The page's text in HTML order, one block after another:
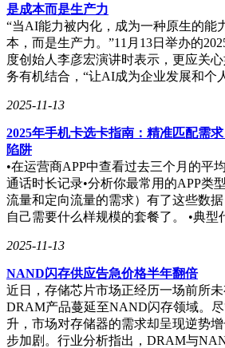
是成本而是生产力
“当AI能力被内化，成为一种原生的能
本，而是生产力。”11月13日举办的
度创始人李彦宏演讲时表示，更应关
务有机结合，“让AI成为企业发展和个
2025-11-13
2025年手机卡选卡指南：精准匹配需
陷阱
•在运营商APP中查看过去三个月的平
通话时长记录•分析你最常用的APP类
流量和定向流量的需求）有了这些数
自己需要什么样规模的套餐了。 •典
2025-11-13
NAND闪存供应告急价格半年翻倍
近日，存储芯片市场正经历一场前所
DRAM产品蔓延至NAND闪存领域。
升，市场对存储器的需求却呈现逆势
步加剧。行业分析指出，DRAM与